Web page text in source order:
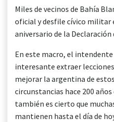
Miles de vecinos de Bahía
oficial y desfile cívico militar
aniversario de la Declaración
En este macro, el intendente
interesante extraer
mejorar la argentina de
circunstancias hace 200
también es cierto que
mantienen hasta el día de